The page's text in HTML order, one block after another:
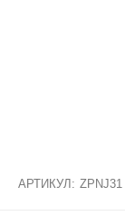
АРТИКУЛ: ZPNJ31